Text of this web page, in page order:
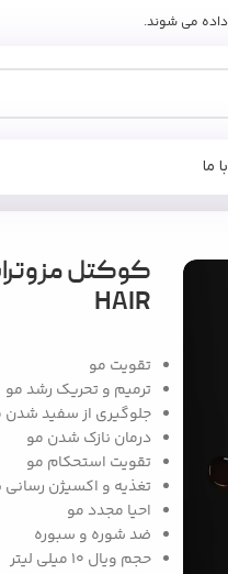
می شوند.
ما
HAIR
تقویت مو
ترمیم و تحریک رشد مو
جلوگیری از سفید شدن
درمان نازک شدن مو
تقویت استحکام مو
تغذیه و اکسیژن
احیا مجدد مو
ضد شوره و سبوره
حجم ویال 10 میلی لیتر